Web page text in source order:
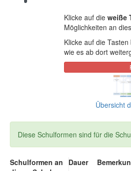
Klicke auf die weiße
Möglichkeiten an
Klicke auf die Tasten
wie es ab dort
Übersicht
Diese Schulformen sind für die
Schulformen an
Dauer